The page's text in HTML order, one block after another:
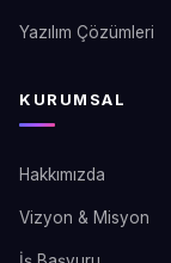
Yazılım Çözümleri
KURUMSAL
Hakkımızda
Vizyon & Misyon